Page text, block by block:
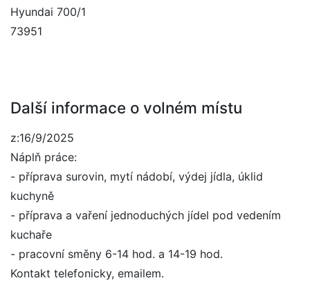
Hyundai 700/1
73951
Další informace o volném místu
z:16/9/2025
Náplň práce:
- příprava surovin, mytí nádobí, výdej jídla, úklid
kuchyně
- příprava a vaření jednoduchých jídel pod vedením
kuchaře
- pracovní směny 6-14 hod. a 14-19 hod.
Kontakt telefonicky, emailem.